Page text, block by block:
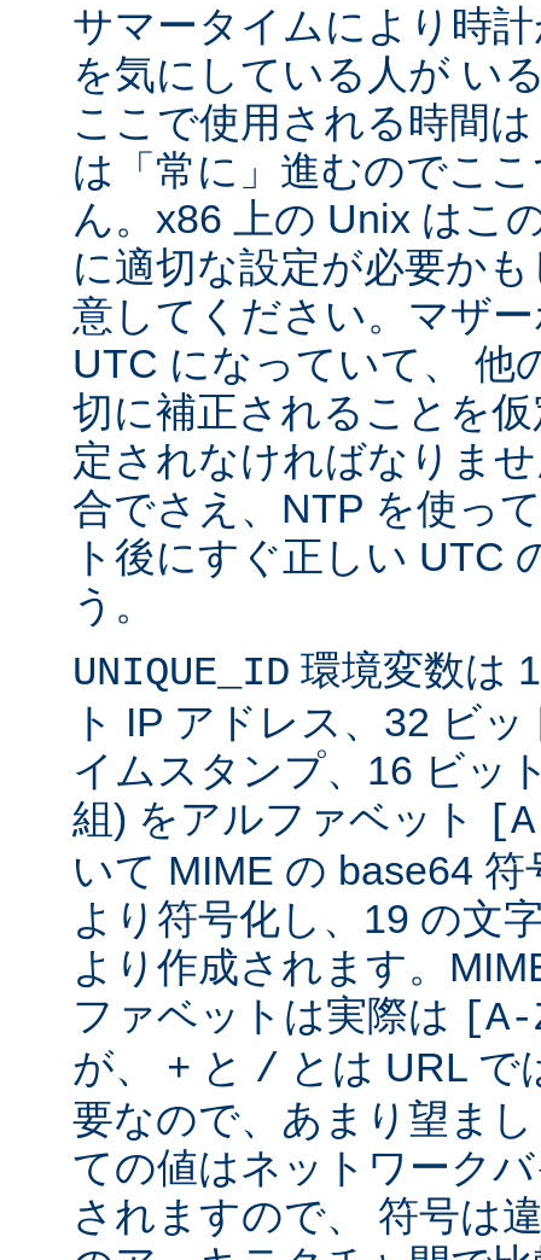
サマータイムにより時
を気にしている人が い
ここで使用される時間
は「常に」進むのでこ
ん。x86 上の Unix はこ
に適切な設定が必要か
意してください。マザ
UTC になっていて、 他
切に補正されることを
定されなければなりま
合でさえ、NTP を使っ
ト後にすぐ正しい UTC
う。
UNIQUE_ID 環境変数は
ト IP アドレス、32 ビ
イムスタンプ、16 ビッ
組) をアルファベット
いて MIME の base64
より符号化し、19 の文
より作成されます。
ファベットは実際は
が、 + と / とは URL で
要なので、あまり望ま
ての値はネットワーク
されますので、 符号は